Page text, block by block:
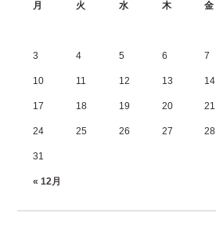
月 火 水 木 金
« 12月
3 4 5 6 7
10 11 12 13 14
17 18 19 20 21
24 25 26 27 28
31